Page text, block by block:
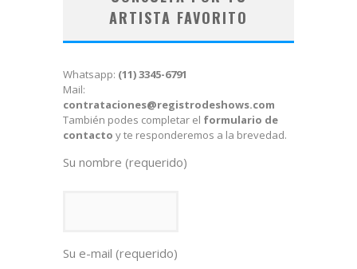
ARTISTA FAVORITO
Whatsapp: (11) 3345-6791
Mail:
contrataciones@registrodeshows.com
También podes completar el formulario de
contacto y te responderemos a la brevedad.
Su nombre (requerido)
Su e-mail (requerido)